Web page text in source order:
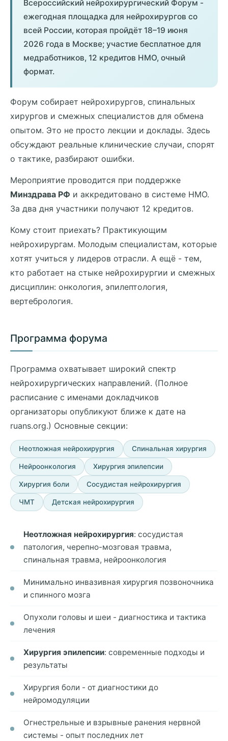
Всероссийский нейрохирургический Форум -
ежегодная площадка для нейрохирургов со
всей России, которая пройдёт 18–19 июня
2026 года в Москве; участие бесплатное для
медработников, 12 кредитов НМО, очный
формат.
Форум собирает нейрохирургов, спинальных
хирургов и смежных специалистов для обмена
опытом. Это не просто лекции и доклады. Здесь
обсуждают реальные клинические случаи, спорят
о тактике, разбирают ошибки.
Мероприятие проводится при поддержке
Минздрава РФ и аккредитовано в системе НМО.
За два дня участники получают 12 кредитов.
Кому стоит приехать? Практикующим
нейрохирургам. Молодым специалистам, которые
хотят учиться у лидеров отрасли. А ещё - тем,
кто работает на стыке нейрохирургии и смежных
дисциплин: онкология, эпилептология,
вертебрология.
Программа форума
Программа охватывает широкий спектр
нейрохирургических направлений. (Полное
расписание с именами докладчиков
организаторы опубликуют ближе к дате на
ruans.org.) Основные секции:
Неотложная нейрохирургия Спинальная хирургия
Нейроонкология Хирургия эпилепсии
Хирургия боли Сосудистая нейрохирургия
ЧМТ Детская нейрохирургия
Неотложная нейрохирургия: сосудистая
патология, черепно-мозговая травма,
спинальная травма, нейроонкология
Минимально инвазивная хирургия позвоночника
и спинного мозга
Опухоли головы и шеи - диагностика и тактика
лечения
Хирургия эпилепсии: современные подходы и
результаты
Хирургия боли - от диагностики до
нейромодуляции
Огнестрельные и взрывные ранения нервной
системы - опыт последних лет